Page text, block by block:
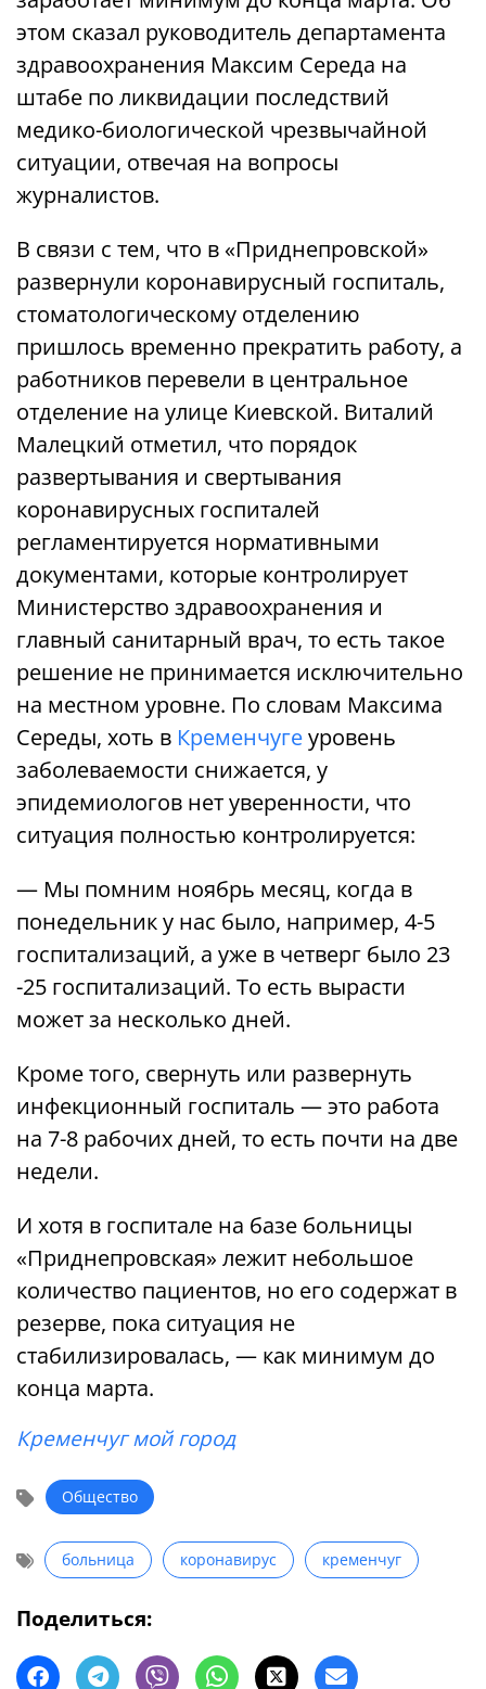
этом сказал руководитель департамента
здравоохранения Максим Середа на
штабе по ликвидации последствий
медико-биологической чрезвычайной
ситуации, отвечая на вопросы
журналистов.
В связи с тем, что в «Приднепровской»
развернули коронавирусный госпиталь,
стоматологическому отделению
пришлось временно прекратить работу, а
работников перевели в центральное
отделение на улице Киевской. Виталий
Малецкий отметил, что порядок
развертывания и свертывания
коронавирусных госпиталей
регламентируется нормативными
документами, которые контролирует
Министерство здравоохранения и
главный санитарный врач, то есть такое
решение не принимается исключительно
на местном уровне. По словам Максима
Середы, хоть в Кременчугеуровень
заболеваемости снижается, у
эпидемиологов нет уверенности, что
ситуация полностью контролируется:
— Мы помним ноябрь месяц, когда в
понедельник у нас было, например, 4-5
госпитализаций, а уже в четверг было 23
-25 госпитализаций. То есть вырасти
может за несколько дней.
Кроме того, свернуть или развернуть
инфекционный госпиталь — это работа
на 7-8 рабочих дней, то есть почти на две
недели.
И хотя в госпитале на базе больницы
«Приднепровская» лежит небольшое
количество пациентов, но его содержат в
резерве, пока ситуация не
стабилизировалась, — как минимум до
конца марта.
Кременчуг мой город
Общество
больница коронавирус кременчуг
Поделиться: